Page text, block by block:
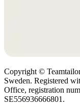
Copyright ©
Sweden. Registered
Office, registration
SE556936666801.